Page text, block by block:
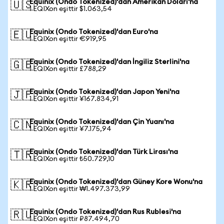
🇺🇸Equinix (Ondo Tokenized)'dan Amerikan Doları'na
1 EQIXon eşittir $1.063,54
🇪🇺Equinix (Ondo Tokenized)'dan Euro'na
1 EQIXon eşittir €919,95
🇬🇧Equinix (Ondo Tokenized)'dan İngiliz Sterlini'na
1 EQIXon eşittir £788,29
🇯🇵Equinix (Ondo Tokenized)'dan Japon Yeni'na
1 EQIXon eşittir ¥167.834,91
🇨🇳Equinix (Ondo Tokenized)'dan Çin Yuanı'na
1 EQIXon eşittir ¥7.175,94
🇹🇷Equinix (Ondo Tokenized)'dan Türk Lirası'na
1 EQIXon eşittir ₺50.729,10
🇰🇷Equinix (Ondo Tokenized)'dan Güney Kore Wonu'na
1 EQIXon eşittir ₩1.497.373,99
🇷🇺Equinix (Ondo Tokenized)'dan Rus Rublesi'na
1 EQIXon eşittir ₽87.494,70